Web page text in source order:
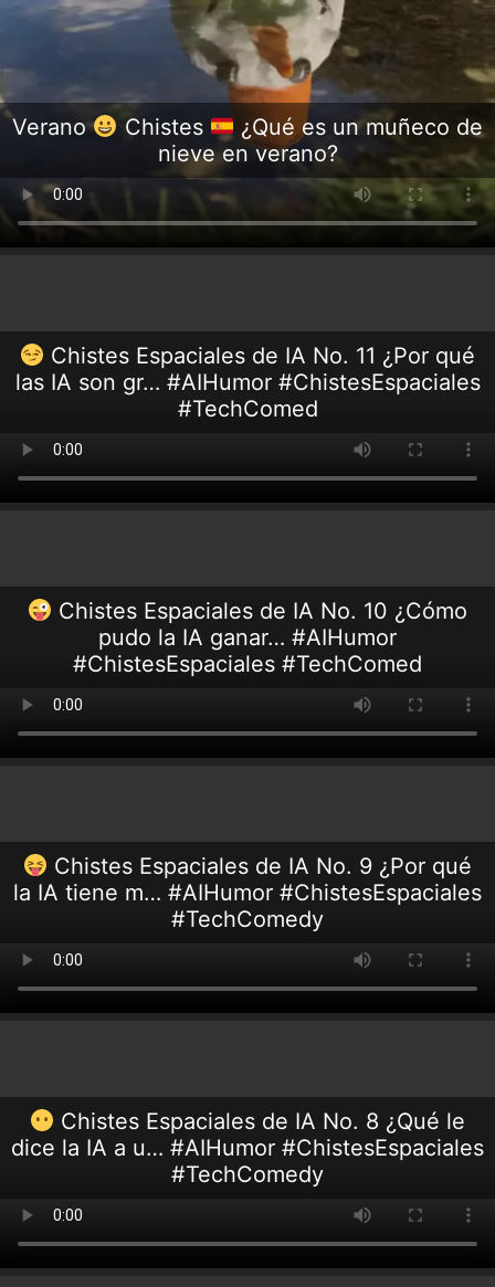
Verano Chistes
¿Qué es un muñeco de
nieve en verano?
Chistes Espaciales de IA No. 11 ¿Por qué
las IA son gr… #AIHumor #ChistesEspaciales
#TechComed
Chistes Espaciales de IA No. 10 ¿Cómo
pudo la IA ganar… #AIHumor
#ChistesEspaciales #TechComed
Chistes Espaciales de IA No. 9 ¿Por qué
la IA tiene m… #AIHumor #ChistesEspaciales
#TechComedy
Chistes Espaciales de IA No. 8 ¿Qué le
dice la IA a u… #AIHumor #ChistesEspaciales
#TechComedy